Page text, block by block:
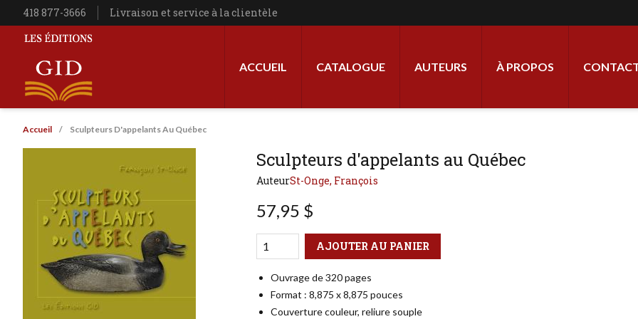
Aller au contenu principal
Téléphone
418 877-3666 Livraison et service à la clientèle
ACCUEIL CATALOGUE AUTEURS À PROPOS
Fil d'Ariane
Accueil Sculpteurs D'appelants Au Québec
Sculpteurs d'appelants au Québec
AuteurSt-Onge, François
57,95 $
Qté
Format AJOUTER AU PANIER
Ouvrage de 320 pages
Format : 8,875 x 8,875 pouces
Couverture couleur, reliure souple